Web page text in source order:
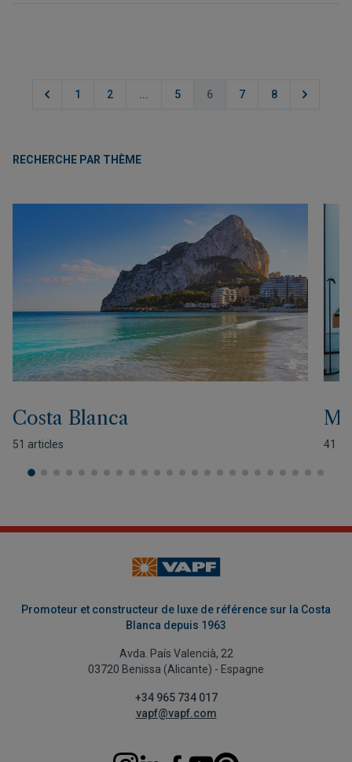
1 2 ... 5 6 7 8
RECHERCHE PAR THÈME
Costa Blanca
51 articles 41
Promoteur et constructeur de luxe de référence sur la Costa
Blanca depuis 1963
Avda. País Valencià, 22
03720 Benissa (Alicante) - Espagne
+34 965 734 017
vapf@vapf.com